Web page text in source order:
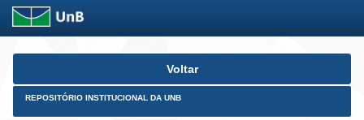
Skip
Voltar
REPOSITÓRIO INSTITUCIONAL DA UNB